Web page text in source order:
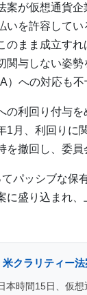
案が仮想通貨
いを許容して
のまま成立す
関与しない姿
）への対応も不
の利回り付与
1月、利回りに
を撤回し、委員
パッシブな保
に盛り込まれ
米クラリティー
本時間15日、仮